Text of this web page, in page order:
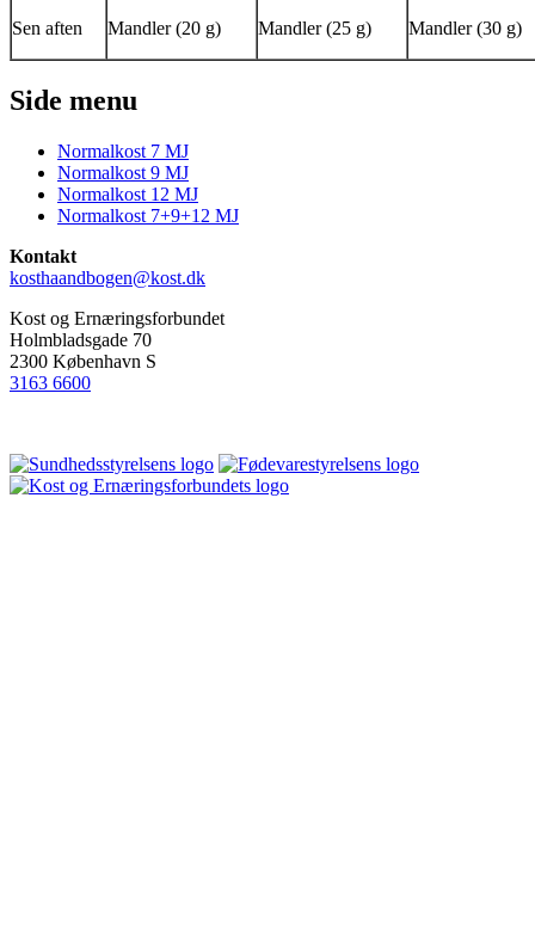
Sen aften Mandler (20 g) Mandler (25 g) Mandler (30 g)
Side menu
Normalkost 7 MJ
Normalkost 9 MJ
Normalkost 12 MJ
Normalkost 7+9+12 MJ
Kontakt
kosthaandbogen@kost.dk
Kost og Ernæringsforbundet
Holmbladsgade 70
2300 København S
3163 6600